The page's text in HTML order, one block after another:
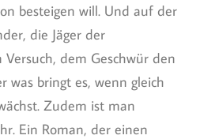
besteigen will. Und auf der
die Jäger der
dem Geschwür den
was bringt es, wenn gleich
Zudem ist man
Ein Roman, der einen